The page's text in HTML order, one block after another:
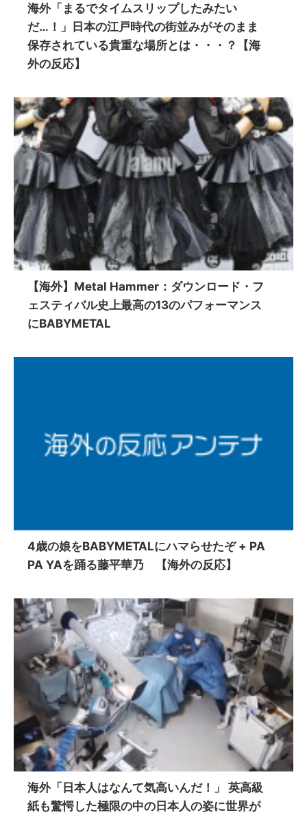
海外「まるでタイムスリップしたみたい
だ…！」日本の江戸時代の街並みがそのまま
保存されている貴重な場所とは・・・？【海
外の反応】
【海外】Metal Hammer：ダウンロード・フ
ェスティバル史上最高の13のパフォーマンス
にBABYMETAL
4歳の娘をBABYMETALにハマらせたぞ + PA
PA YAを踊る藤平華乃 【海外の反応】
海外「日本人はなんて気高いんだ！」 英高級
紙も驚愕した極限の中の日本人の姿に世界が